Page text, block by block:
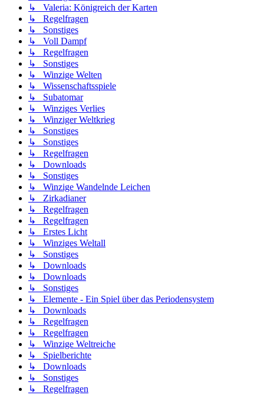
↳ Valeria: Königreich der Karten
↳ Regelfragen
↳ Sonstiges
↳ Voll Dampf
↳ Regelfragen
↳ Sonstiges
↳ Winzige Welten
↳ Wissenschaftsspiele
↳ Subatomar
↳ Winziges Verlies
↳ Winziger Weltkrieg
↳ Sonstiges
↳ Sonstiges
↳ Regelfragen
↳ Downloads
↳ Sonstiges
↳ Winzige Wandelnde Leichen
↳ Zirkadianer
↳ Regelfragen
↳ Regelfragen
↳ Erstes Licht
↳ Winziges Weltall
↳ Sonstiges
↳ Downloads
↳ Downloads
↳ Sonstiges
↳ Elemente - Ein Spiel über das Periodensystem
↳ Downloads
↳ Regelfragen
↳ Regelfragen
↳ Winzige Weltreiche
↳ Spielberichte
↳ Downloads
↳ Sonstiges
↳ Regelfragen